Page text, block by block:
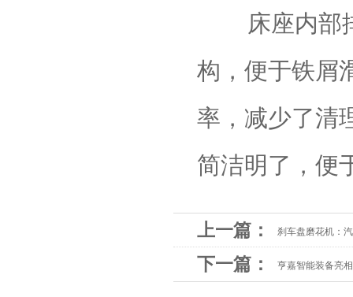
床座内部排
构，便于铁屑
率，减少了清
简洁明了，便
上一篇： 刹车盘磨花机：
下一篇： 亨嘉智能装备亮